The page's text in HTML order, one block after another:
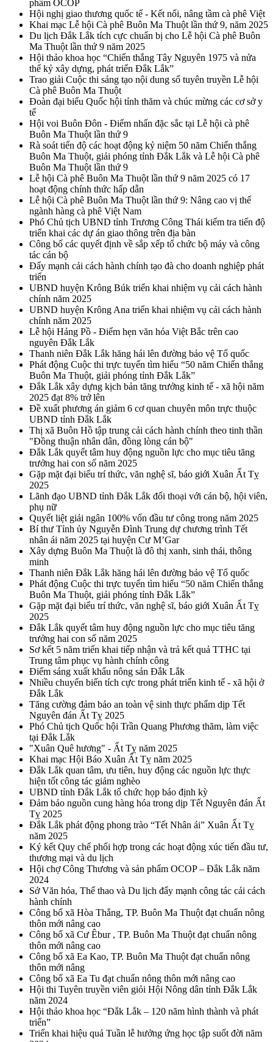
phẩm OCOP
Hội nghị giao thương quốc tế - Kết nối, nâng tầm cà phê Việt
Khai mạc Lễ hội Cà phê Buôn Ma Thuột lần thứ 9, năm 2025
Du lịch Đắk Lắk tích cực chuẩn bị cho Lễ hội Cà phê Buôn
Ma Thuột lần thứ 9 năm 2025
Hội thảo khoa học “Chiến thắng Tây Nguyên 1975 và nửa
thế kỷ xây dựng, phát triển Đắk Lắk”
Trao giải Cuộc thi sáng tạo nội dung số tuyên truyền Lễ hội
Cà phê Buôn Ma Thuột
Đoàn đại biểu Quốc hội tỉnh thăm và chúc mừng các cơ sở y
tế
Hội voi Buôn Đôn - Điểm nhấn đặc sắc tại Lễ hội cà phê
Buôn Ma Thuột lần thứ 9
Rà soát tiến độ các hoạt động kỷ niệm 50 năm Chiến thắng
Buôn Ma Thuột, giải phóng tỉnh Đắk Lắk và Lễ hội Cà phê
Buôn Ma Thuột lần thứ 9
Lễ hội Cà phê Buôn Ma Thuột lần thứ 9 năm 2025 có 17
hoạt động chính thức hấp dẫn
Lễ hội Cà phê Buôn Ma Thuột lần thứ 9: Nâng cao vị thế
ngành hàng cà phê Việt Nam
Phó Chủ tịch UBND tỉnh Trương Công Thái kiểm tra tiến độ
triển khai các dự án giao thông trên địa bàn
Công bố các quyết định về sắp xếp tổ chức bộ máy và công
tác cán bộ
Đẩy mạnh cải cách hành chính tạo đà cho doanh nghiệp phát
triển
UBND huyện Krông Búk triển khai nhiệm vụ cải cách hành
chính năm 2025
UBND huyện Krông Ana triển khai nhiệm vụ cải cách hành
chính năm 2025
Lễ hội Hảng Pồ - Điểm hẹn văn hóa Việt Bắc trên cao
nguyên Đắk Lắk
Thanh niên Đắk Lắk hăng hái lên đường bảo vệ Tổ quốc
Phát động Cuộc thi trực tuyến tìm hiểu “50 năm Chiến thắng
Buôn Ma Thuột, giải phóng tỉnh Đắk Lắk”
Đắk Lắk xây dựng kịch bản tăng trưởng kinh tế - xã hội năm
2025 đạt 8% trở lên
Đề xuất phương án giảm 6 cơ quan chuyên môn trực thuộc
UBND tỉnh Đắk Lắk
Thị xã Buôn Hồ tập trung cải cách hành chính theo tinh thần
"Đồng thuận nhân dân, đồng lòng cán bộ"
Đắk Lắk quyết tâm huy động nguồn lực cho mục tiêu tăng
trưởng hai con số năm 2025
Gặp mặt đại biểu trí thức, văn nghệ sĩ, báo giới Xuân Ất Tỵ
2025
Lãnh đạo UBND tỉnh Đắk Lắk đối thoại với cán bộ, hội viên,
phụ nữ
Quyết liệt giải ngân 100% vốn đầu tư công trong năm 2025
Bí thư Tỉnh ủy Nguyễn Đình Trung dự chương trình Tết
nhân ái năm 2025 tại huyện Cư M’Gar
Xây dựng Buôn Ma Thuột là đô thị xanh, sinh thái, thông
minh
Thanh niên Đắk Lắk hăng hái lên đường bảo vệ Tổ quốc
Phát động Cuộc thi trực tuyến tìm hiểu “50 năm Chiến thắng
Buôn Ma Thuột, giải phóng tỉnh Đắk Lắk”
Gặp mặt đại biểu trí thức, văn nghệ sĩ, báo giới Xuân Ất Tỵ
2025
Đắk Lắk quyết tâm huy động nguồn lực cho mục tiêu tăng
trưởng hai con số năm 2025
Sơ kết 5 năm triển khai tiếp nhận và trả kết quả TTHC tại
Trung tâm phục vụ hành chính công
Điểm sáng xuất khẩu nông sản Đắk Lắk
Nhiều chuyển biến tích cực trong phát triển kinh tế - xã hội ở
Đắk Lắk
Tăng cường đảm bảo an toàn vệ sinh thực phẩm dịp Tết
Nguyên đán Ất Tỵ 2025
Phó Chủ tịch Quốc hội Trần Quang Phương thăm, làm việc
tại Đắk Lắk
"Xuân Quê hương" - Ất Tỵ năm 2025
Khai mạc Hội Báo Xuân Ất Tỵ năm 2025
Đắk Lắk quan tâm, ưu tiên, huy động các nguồn lực thực
hiện tốt công tác giảm nghèo
UBND tỉnh Đắk Lắk tổ chức họp báo định kỳ
Đảm bảo nguồn cung hàng hóa trong dịp Tết Nguyên đán Ất
Tỵ 2025
Đắk Lắk phát động phong trào “Tết Nhân ái” Xuân Ất Tỵ
năm 2025
Ký kết Quy chế phối hợp trong các hoạt động xúc tiến đầu tư,
thương mại và du lịch
Hội chợ Công Thương và sản phẩm OCOP – Đắk Lắk năm
2024
Sở Văn hóa, Thể thao và Du lịch đẩy mạnh công tác cải cách
hành chính
Công bố xã Hòa Thắng, TP. Buôn Ma Thuột đạt chuẩn nông
thôn mới nâng cao
Công bố xã Cư Êbur , TP. Buôn Ma Thuột đạt chuẩn nông
thôn mới nâng cao
Công bố xã Ea Kao, TP. Buôn Ma Thuột đạt chuẩn nông
thôn mới nâng
Công bố xã Ea Tu đạt chuẩn nông thôn mới nâng cao
Hội thi Tuyên truyền viên giỏi Hội Nông dân tỉnh Đắk Lắk
năm 2024
Hội thảo khoa học “Đắk Lắk – 120 năm hình thành và phát
triển”
Triển khai hiệu quả Tuần lễ hưởng ứng học tập suốt đời năm